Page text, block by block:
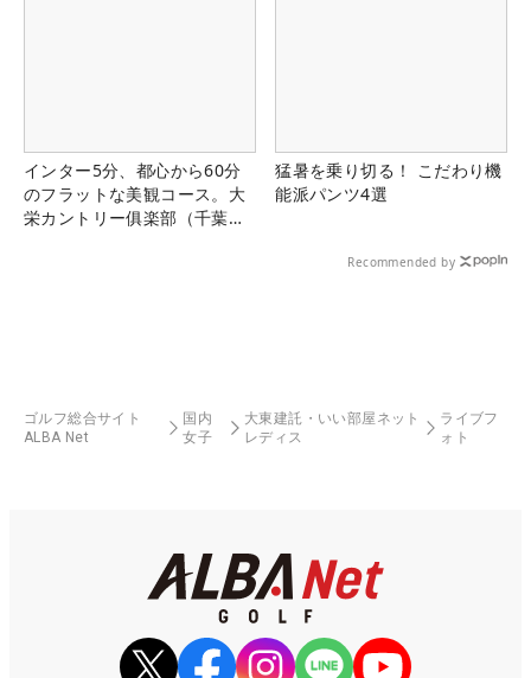
インター5分、都心から60分
のフラットな美観コース。大
栄カントリー俱楽部（千葉
猛暑を乗り切る！ こだわり機
能派パンツ4選
Recommended by
ゴルフ総合サイト
ALBA Net
国内
女子
大東建託・いい部屋ネット
レディス
ライブフ
ォト